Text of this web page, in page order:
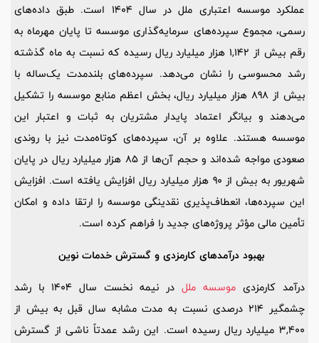
عملکرد موسسه اعتباری ملل در سال 1404 است. طبق داده‌های
رسمی، مجموع سپرده‌های سرمایه‌گذاری موسسه تا پایان مهرماه به
رقم بیش از 1,142 هزار میلیارد ریال رسیده که نسبت به ماه گذشته
رشد محسوسی را نشان می‌دهد. سپرده‌های بلندمدت یک‌ساله با
بیش از 898 هزار میلیارد ریال، بخش اعظم منابع موسسه را تشکیل
می‌دهند و بیانگر اعتماد پایدار مشتریان به ثبات و اعتبار این
موسسه هستند. علاوه بر آن، سپرده‌های کوتاه‌مدت نیز با روندی
صعودی مواجه شده‌اند و حجم آن‌ها از 85 هزار میلیارد ریال در پایان
شهریور به بیش از 90 هزار میلیارد ریال افزایش یافته است. افزایش
این سپرده‌ها، انعطاف‌پذیری نقدینگی موسسه را ارتقا داده و امکان
تأمین مالی مؤثر پروژه‌های جدید را فراهم کرده است.
بهبود درآمدهای کارمزدی و گسترش خدمات نوین
درآمد کارمزدی موسسه ملل
در نیمه نخست سال 1404 با رشد
چشمگیر 214 درصدی نسبت به مدت مشابه سال قبل به بیش از
3,400 میلیارد ریال رسیده است. این رشد عمدتاً ناشی از گسترش